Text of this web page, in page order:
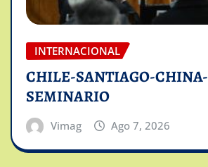
INTERNACIONAL
CHILE-SANTIAGO-CHINA-
SEMINARIO
Vimag Ago 7, 2026